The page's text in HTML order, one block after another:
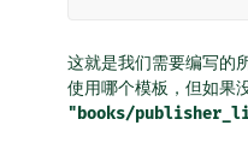
这就是我们需要编写的
使用哪个模板，但如果
"books/